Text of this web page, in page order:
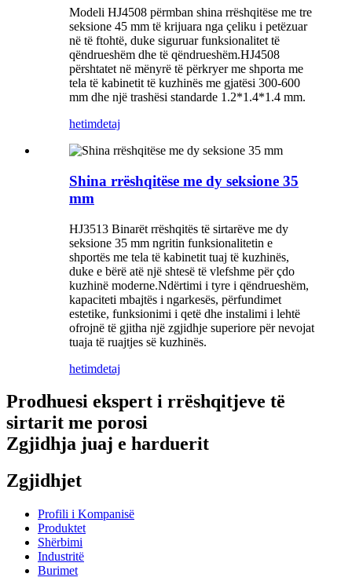
Modeli HJ4508 përmban shina rrëshqitëse me tre
seksione 45 mm të krijuara nga çeliku i petëzuar
në të ftohtë, duke siguruar funksionalitet të
qëndrueshëm dhe të qëndrueshëm.HJ4508
përshtatet në mënyrë të përkryer me shporta me
tela të kabinetit të kuzhinës me gjatësi 300-600
mm dhe një trashësi standarde 1.2*1.4*1.4 mm.
hetimdetaj
Shina rrëshqitëse me dy seksione 35
mm
HJ3513 Binarët rrëshqitës të sirtarëve me dy
seksione 35 mm ngritin funksionalitetin e
shportës me tela të kabinetit tuaj të kuzhinës,
duke e bërë atë një shtesë të vlefshme për çdo
kuzhinë moderne.Ndërtimi i tyre i qëndrueshëm,
kapaciteti mbajtës i ngarkesës, përfundimet
estetike, funksionimi i qetë dhe instalimi i lehtë
ofrojnë të gjitha një zgjidhje superiore për nevojat
tuaja të ruajtjes së kuzhinës.
hetimdetaj
Prodhuesi ekspert i rrëshqitjeve të
sirtarit me porosi
Zgjidhja juaj e harduerit
Zgjidhjet
Profili i Kompanisë
Produktet
Shërbimi
Industritë
Burimet